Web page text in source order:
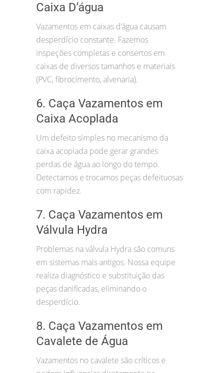
Caixa D’água
Vazamentos em caixas d’água causam
desperdício constante. Fazemos
inspeções completas e consertos em
caixas de diversos tamanhos e materiais
(PVC, fibrocimento, alvenaria).
6. Caça Vazamentos em
Caixa Acoplada
Um defeito simples no mecanismo da
caixa acoplada pode gerar grandes
perdas de água ao longo do tempo.
Detectamos e trocamos peças defeituosas
com rapidez.
7. Caça Vazamentos em
Válvula Hydra
Problemas na válvula Hydra são comuns
em sistemas mais antigos. Nossa equipe
realiza diagnóstico e substituição das
peças danificadas, eliminando o
desperdício.
8. Caça Vazamentos em
Cavalete de Água
Vazamentos no cavalete são críticos e